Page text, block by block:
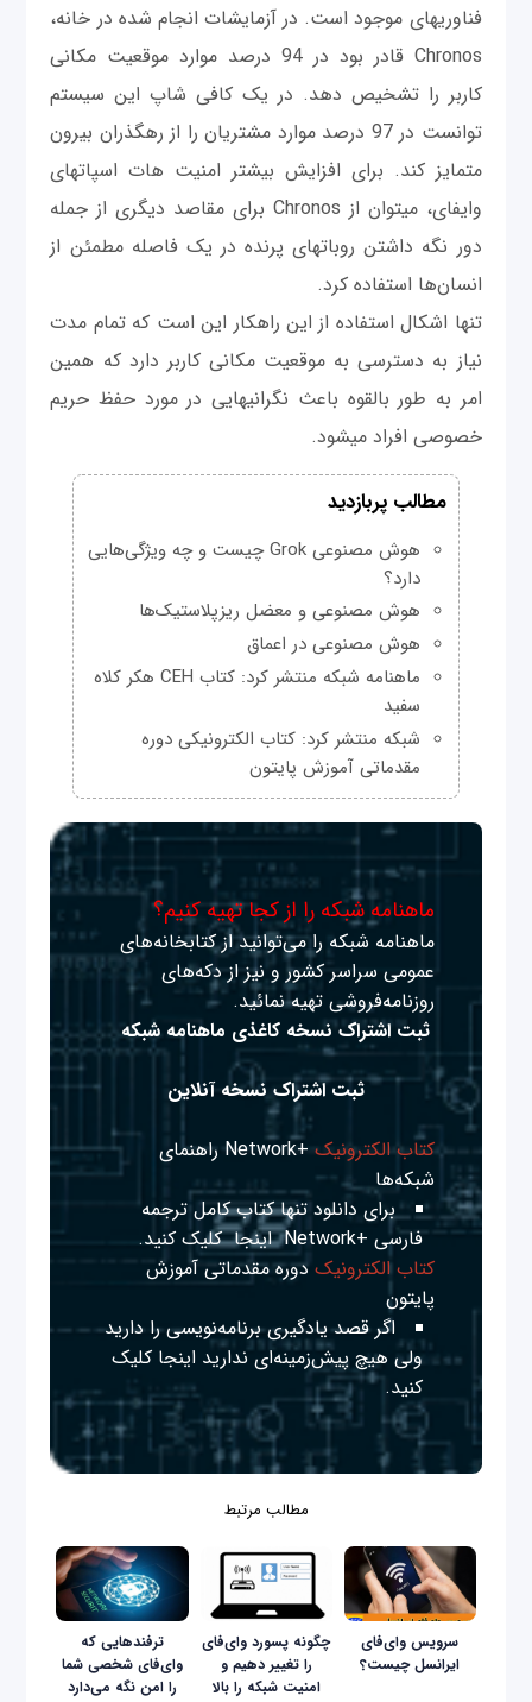
فناوری‎های موجود است. در آزمايشات انجام شده در خانه،
Chronos قادر بود در 94 درصد موارد موقعیت مکانی
کاربر را تشخیص دهد. در یک کافی شاپ این سیستم
توانست در 97 درصد موارد مشتريان را از رهگذران بیرون
متمایز کند. برای افزایش بیشتر امنیت هات اسپات‎های
وای‎فای، می‎توان از Chronos برای مقاصد دیگری از جمله
دور نگه داشتن روبات‎های پرنده در یک فاصله مطمئن از
انسان‌ها استفاده کرد.
تنها اشکال استفاده از این راهکار این است که تمام مدت
نیاز به دسترسی به موقعیت مکانی کاربر دارد که همین
امر به طور بالقوه باعث نگرانی‎هایی در مورد حفظ حريم
خصوصی افراد می‎شود.
مطالب پربازدید
هوش مصنوعی Grok چیست و چه ویژگی‌هایی
دارد؟
هوش مصنوعی و معضل ریزپلاستیک‌ها
هوش مصنوعی در اعماق
ماهنامه شبکه منتشر کرد: کتاب CEH هکر کلاه
سفید
شبکه منتشر کرد: کتاب الکترونیکی دوره
مقدماتی آموزش پایتون
ماهنامه شبکه را از کجا تهیه کنیم؟
ماهنامه شبکه را می‌توانید از کتابخانه‌های
عمومی سراسر کشور و نیز از دکه‌های
روزنامه‌فروشی تهیه نمائید.
ثبت اشتراک نسخه کاغذی ماهنامه شبکه
ثبت اشتراک نسخه آنلاین
کتاب الکترونیک
+Network راهنمای
شبکه‌ها
برای دانلود تنها کتاب کامل ترجمه
فارسی +Network
اینجا کلیک کنید.
کتاب الکترونیک دوره مقدماتی آموزش
پایتون
اگر قصد یادگیری برنامه‌نویسی را دارید
ولی هیچ پیش‌زمینه‌ای نداریداینجا کلیک
کنید.
مطالب مرتبط
سرویس وای‌فای
ایرانسل چیست؟
چگونه پسورد وای‌فای
را تغییر دهیم و
امنیت شبکه را بالا
ترفندهایی که
وای‌فای شخصی شما
را امن نگه می‌دارد